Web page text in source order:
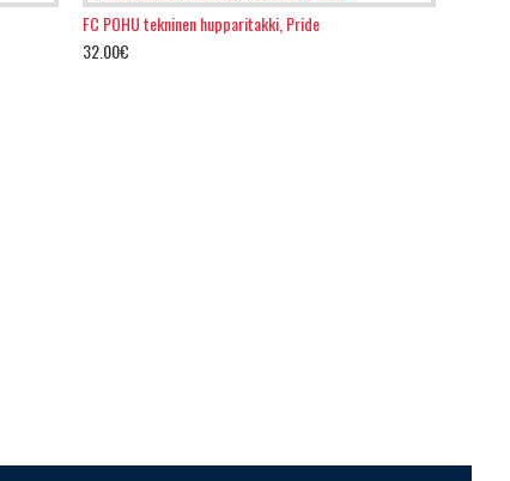
FC POHU tekninen hupparitakki, Pride
32.00€